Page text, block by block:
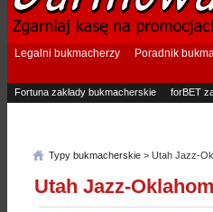
Legalni bukmacherzy Poradnik
Fortuna zakłady bukmacherskie
forBET
Typy bukmacherskie > Utah Jazz-
Utah Jazz-